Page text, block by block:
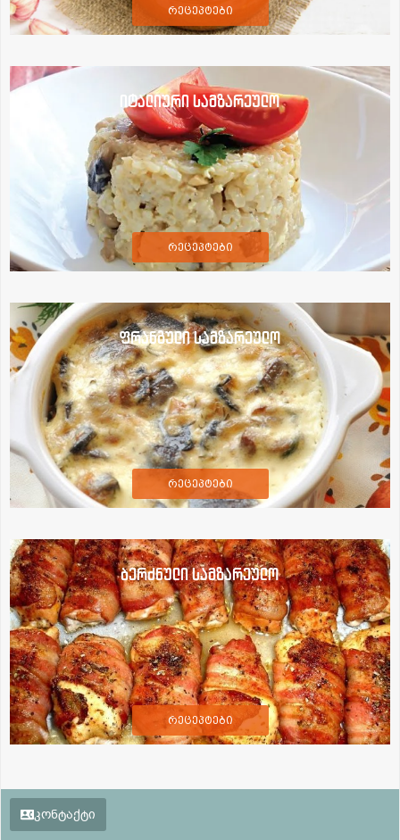
რეცეპტები
იტალიური სამზარეულო
რეცეპტები
ფრანგული სამზარეულო
რეცეპტები
ბერძნული სამზარეულო
რეცეპტები
კონტაქტი